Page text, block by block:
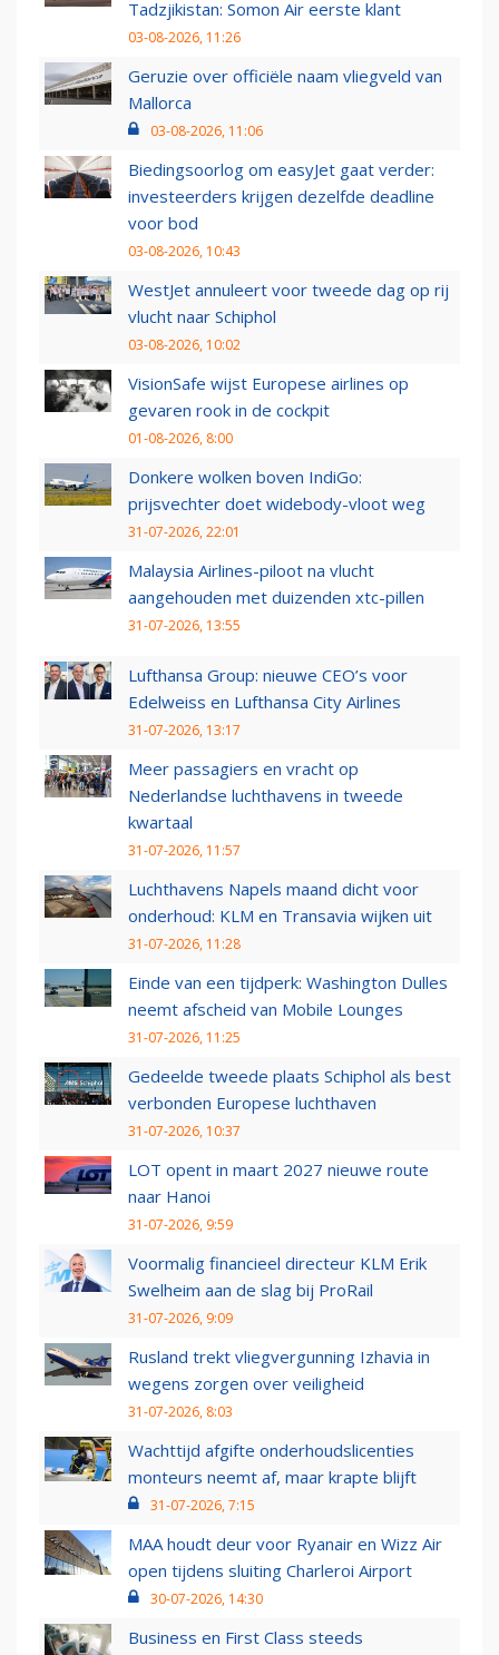
Tadzjikistan: Somon Air eerste klant
03-08-2026, 11:26
Geruzie over officiële naam vliegveld van
Mallorca
03-08-2026, 11:06
Biedingsoorlog om easyJet gaat verder:
investeerders krijgen dezelfde deadline
voor bod
03-08-2026, 10:43
WestJet annuleert voor tweede dag op rij
vlucht naar Schiphol
03-08-2026, 10:02
VisionSafe wijst Europese airlines op
gevaren rook in de cockpit
01-08-2026, 8:00
Donkere wolken boven IndiGo:
prijsvechter doet widebody-vloot weg
31-07-2026, 22:01
Malaysia Airlines-piloot na vlucht
aangehouden met duizenden xtc-pillen
31-07-2026, 13:55
Lufthansa Group: nieuwe CEO’s voor
Edelweiss en Lufthansa City Airlines
31-07-2026, 13:17
Meer passagiers en vracht op
Nederlandse luchthavens in tweede
kwartaal
31-07-2026, 11:57
Luchthavens Napels maand dicht voor
onderhoud: KLM en Transavia wijken uit
31-07-2026, 11:28
Einde van een tijdperk: Washington Dulles
neemt afscheid van Mobile Lounges
31-07-2026, 11:25
Gedeelde tweede plaats Schiphol als best
verbonden Europese luchthaven
31-07-2026, 10:37
LOT opent in maart 2027 nieuwe route
naar Hanoi
31-07-2026, 9:59
Voormalig financieel directeur KLM Erik
Swelheim aan de slag bij ProRail
31-07-2026, 9:09
Rusland trekt vliegvergunning Izhavia in
wegens zorgen over veiligheid
31-07-2026, 8:03
Wachttijd afgifte onderhoudslicenties
monteurs neemt af, maar krapte blijft
31-07-2026, 7:15
MAA houdt deur voor Ryanair en Wizz Air
open tijdens sluiting Charleroi Airport
30-07-2026, 14:30
Business en First Class steeds